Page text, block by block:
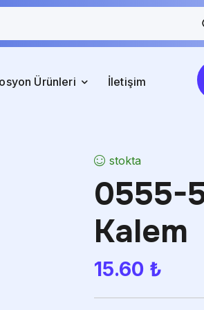
Ürünleri İletişim
stokta
0555-
Kalem
15.60 ₺